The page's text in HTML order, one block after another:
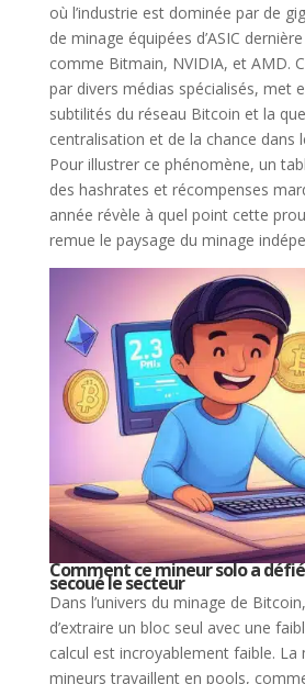
où l’industrie est dominée par de
de minage équipées d’ASIC
comme Bitmain, NVIDIA, et AMD.
par divers médias spécialisés, met
subtilités du réseau Bitcoin et la
centralisation et de la chance dans
Pour illustrer ce phénomène, un
des hashrates et récompenses
année révèle à quel point cette
remue le paysage du minage
Comment ce mineur solo a
secoué le secteur
Dans l’univers du minage de
d’extraire un bloc seul avec une
calcul est incroyablement faible. La
mineurs travaillent en pools,